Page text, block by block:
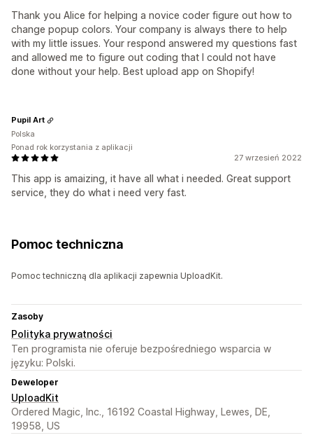
Thank you Alice for helping a novice coder figure out how to
change popup colors. Your company is always there to help
with my little issues. Your respond answered my questions fast
and allowed me to figure out coding that I could not have
done without your help. Best upload app on Shopify!
27 wrzesień 2022
This app is amaizing, it have all what i needed. Great support
service, they do what i need very fast.
Pupil Art
Polska
Ponad rok korzystania z aplikacji
Pomoc techniczna
Pomoc techniczną dla aplikacji zapewnia UploadKit.
Zasoby
Polityka prywatności
Ten programista nie oferuje bezpośredniego wsparcia w
języku: Polski.
Deweloper
UploadKit
Ordered Magic, Inc., 16192 Coastal Highway, Lewes, DE,
19958, US